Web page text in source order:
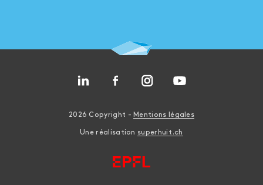
2026 Copyright - Mentions légales
Une réalisation superhuit.ch